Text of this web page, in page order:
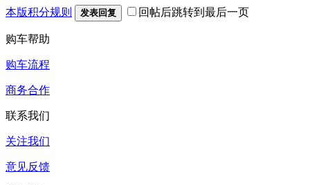
本版积分规则 发表回复 回帖后跳转到最后一页
购车帮助
购车流程
商务合作
联系我们
关注我们
意见反馈